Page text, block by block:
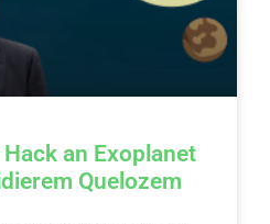
an Exoplanet
Quelozem